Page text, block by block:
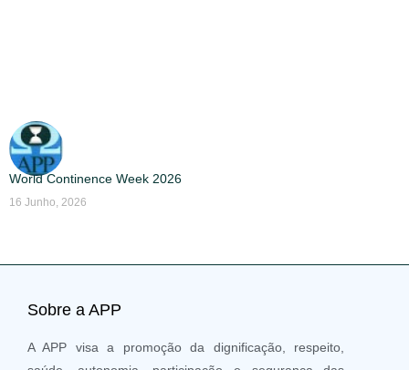
World Continence Week 2026
16 Junho, 2026
Sobre a APP
A APP visa a promoção da dignificação, respeito,